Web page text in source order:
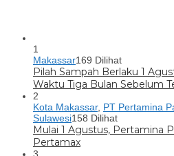
1
Makassar169 Dilihat
Pilah Sampah Berlaku 1
Waktu Tiga Bulan Sebelum
2
Kota Makassar, PT Pertamina
Sulawesi158 Dilihat
Mulai 1 Agustus, Pertamina
Pertamax